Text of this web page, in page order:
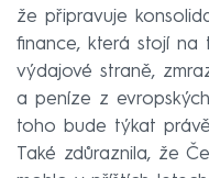
že připravuje
finance, která stojí na
výdajové straně,
a peníze z
toho bude týkat
Také zdůraznila, že